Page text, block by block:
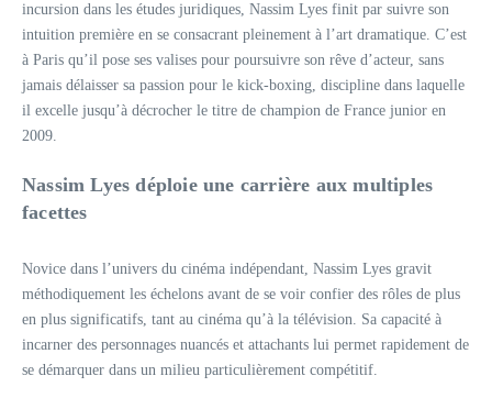
incursion dans les études juridiques, Nassim Lyes finit par suivre son
intuition première en se consacrant pleinement à l’art dramatique. C’est
à Paris qu’il pose ses valises pour poursuivre son rêve d’acteur, sans
jamais délaisser sa passion pour le kick-boxing, discipline dans laquelle
il excelle jusqu’à décrocher le titre de champion de France junior en
2009.
Nassim Lyes déploie une carrière aux multiples
facettes
Novice dans l’univers du cinéma indépendant, Nassim Lyes gravit
méthodiquement les échelons avant de se voir confier des rôles de plus
en plus significatifs, tant au cinéma qu’à la télévision. Sa capacité à
incarner des personnages nuancés et attachants lui permet rapidement de
se démarquer dans un milieu particulièrement compétitif.